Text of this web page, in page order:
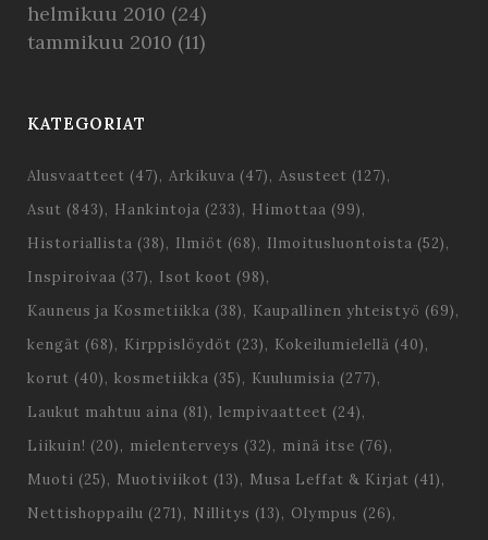
helmikuu 2010 (24)
tammikuu 2010 (11)
KATEGORIAT
Alusvaatteet (47) Arkikuva (47) Asusteet (127)
Asut (843) Hankintoja (233) Himottaa (99)
Historiallista (38) Ilmiöt (68) Ilmoitusluontoista (52)
Inspiroivaa (37) Isot koot (98)
Kauneus ja Kosmetiikka (38) Kaupallinen yhteistyö (69)
kengät (68) Kirppislöydöt (23) Kokeilumielellä (40)
korut (40) kosmetiikka (35) Kuulumisia (277)
Laukut mahtuu aina (81) lempivaatteet (24)
Liikuin! (20) mielenterveys (32) minä itse (76)
Muoti (25) Muotiviikot (13) Musa Leffat & Kirjat (41)
Nettishoppailu (271) Nillitys (13) Olympus (26)